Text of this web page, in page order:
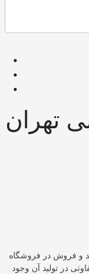
تهران
و فروش در فروشگاه
در تولید آن وجود